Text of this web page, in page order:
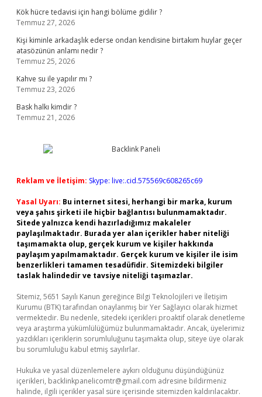
Kök hücre tedavisi için hangi bölüme gidilir ?
Temmuz 27, 2026
Kişi kiminle arkadaşlık ederse ondan kendisine birtakım huylar geçer
atasözünün anlamı nedir ?
Temmuz 25, 2026
Kahve su ile yapılır mı ?
Temmuz 23, 2026
Bask halkı kimdir ?
Temmuz 21, 2026
Reklam ve İletişim: Skype: live:.cid.575569c608265c69
Yasal Uyarı: Bu internet sitesi, herhangi bir marka, kurum
veya şahıs şirketi ile hiçbir bağlantısı bulunmamaktadır.
Sitede yalnızca kendi hazırladığımız makaleler
paylaşılmaktadır. Burada yer alan içerikler haber niteliği
taşımamakta olup, gerçek kurum ve kişiler hakkında
paylaşım yapılmamaktadır. Gerçek kurum ve kişiler ile isim
benzerlikleri tamamen tesadüfidir. Sitemizdeki bilgiler
taslak halindedir ve tavsiye niteliği taşımazlar.
Sitemiz, 5651 Sayılı Kanun gereğince Bilgi Teknolojileri ve İletişim
Kurumu (BTK) tarafından onaylanmış bir Yer Sağlayıcı olarak hizmet
vermektedir. Bu nedenle, sitedeki içerikleri proaktif olarak denetleme
veya araştırma yükümlülüğümüz bulunmamaktadır. Ancak, üyelerimiz
yazdıkları içeriklerin sorumluluğunu taşımakta olup, siteye üye olarak
bu sorumluluğu kabul etmiş sayılırlar.
Hukuka ve yasal düzenlemelere aykırı olduğunu düşündüğünüz
içerikleri, backlinkpanelicomtr@gmail.com adresine bildirmeniz
halinde, ilgili içerikler yasal süre içerisinde sitemizden kaldırılacaktır.